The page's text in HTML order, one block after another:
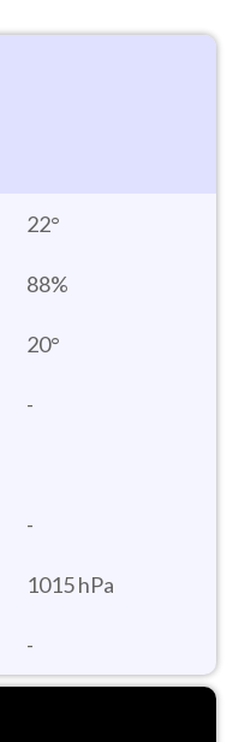
22°
88%
20°
-
-
1015 hPa
-